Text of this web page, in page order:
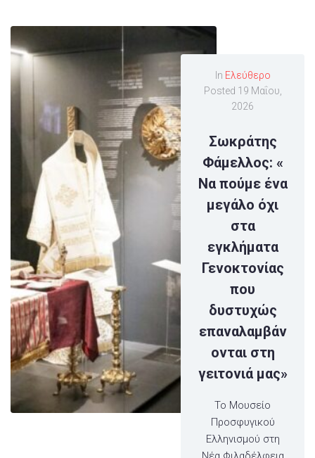
In Ελεύθερο
Posted 19 Μαΐου,
2026
Σωκράτης
Φάμελλος: «
Να πούμε ένα
μεγάλο όχι
στα
εγκλήματα
Γενοκτονίας
που
δυστυχώς
επαναλαμβάν
ονται στη
γειτονιά μας»
Το Μουσείο
Προσφυγικού
Ελληνισμού στη